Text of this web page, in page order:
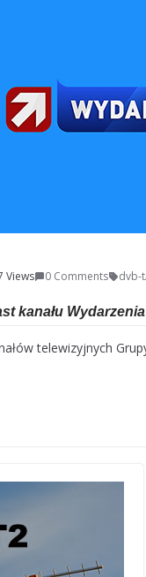
Views 0 Comments dvb-
kanału
telewizyjnych